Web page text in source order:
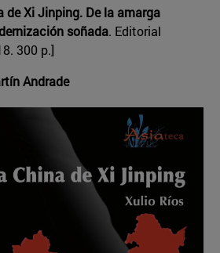
de Xi Jinping. De la amarga
soñada. Editorial
300 p.]
Andrade